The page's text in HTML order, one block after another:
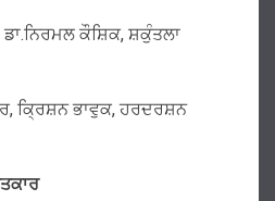
ਕੌਸ਼ਿਕ, ਸ਼ਕੁੰਤਲਾ
ਕ੍ਰਿਸ਼ਨ ਭਾਵੁਕ, ਹਰਦਰਸ਼ਨ